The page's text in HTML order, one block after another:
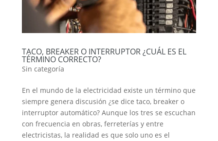
TACO, BREAKER O INTERRUPTOR ¿CUÁL ES EL
TÉRMINO CORRECTO?
Sin categoría
En el mundo de la electricidad existe un término que
siempre genera discusión ¿se dice taco, breaker o
interruptor automático? Aunque los tres se escuchan
con frecuencia en obras, ferreterías y entre
electricistas, la realidad es que solo uno es el